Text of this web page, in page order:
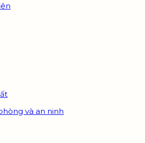
và an ninh